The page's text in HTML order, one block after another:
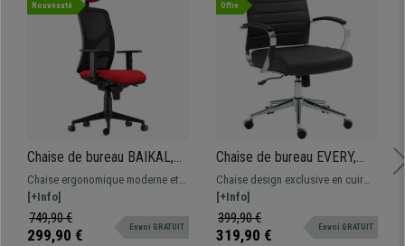
Nouveauté
Chaise de bureau BAIKAL,
Accoudoirs Ajustables,
Support Lombaire, en Tissu,
Rouge
Chaise ergonomique moderne et
confortable, le modèle parfait
pour une utilisation
professionnelle étant donné sa
[+Info]
749,90 €
299,90 € Envoi GRATUIT
Offre
Chaise de bureau EVERY,
Structure Métallique
Chromée, Design élégant,
Cuir authentique, Marron
Chaise design exclusive en cuir
avec une structure chromée.
Fabrication de grande qualité avec
des matériaux premium. Confort
[+Info]
399,90 €
319,90 € Envoi GRATUIT